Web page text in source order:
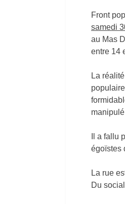
Front
samedi
au Mas
entre 14
La
Il a fallu
égoïstes
La rue
Du